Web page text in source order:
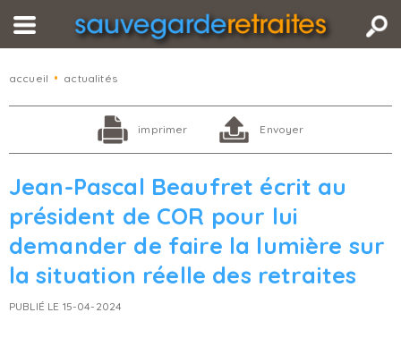
accueil • actualités
imprimer Envoyer
Jean-Pascal Beaufret écrit au
président de COR pour lui
demander de faire la lumière sur
la situation réelle des retraites
PUBLIÉ LE 15-04-2024